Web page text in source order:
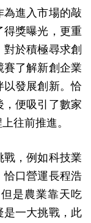
進入市場的敲
獎曝光，更重
於積極尋求創
了解新創企業
發展創新。恰
，便吸引了數家
往前推進。
，例如科技業
恰口營運長程浩
是農業靠天吃
是一大挑戰，此